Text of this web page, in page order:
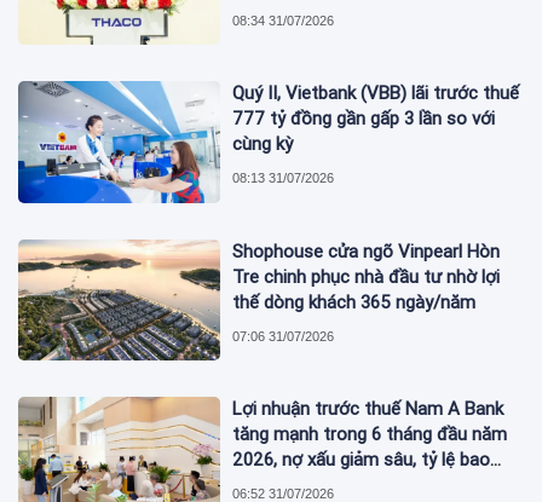
08:34 31/07/2026
Quý II, Vietbank (VBB) lãi trước thuế
777 tỷ đồng gần gấp 3 lần so với
cùng kỳ
08:13 31/07/2026
Shophouse cửa ngõ Vinpearl Hòn
Tre chinh phục nhà đầu tư nhờ lợi
thế dòng khách 365 ngày/năm
07:06 31/07/2026
Lợi nhuận trước thuế Nam A Bank
tăng mạnh trong 6 tháng đầu năm
2026, nợ xấu giảm sâu, tỷ lệ bao
phủ nợ xấu tăng vượt trội
06:52 31/07/2026